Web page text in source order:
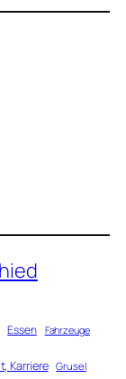
Essen Fahrzeuge
Karriere Grusel